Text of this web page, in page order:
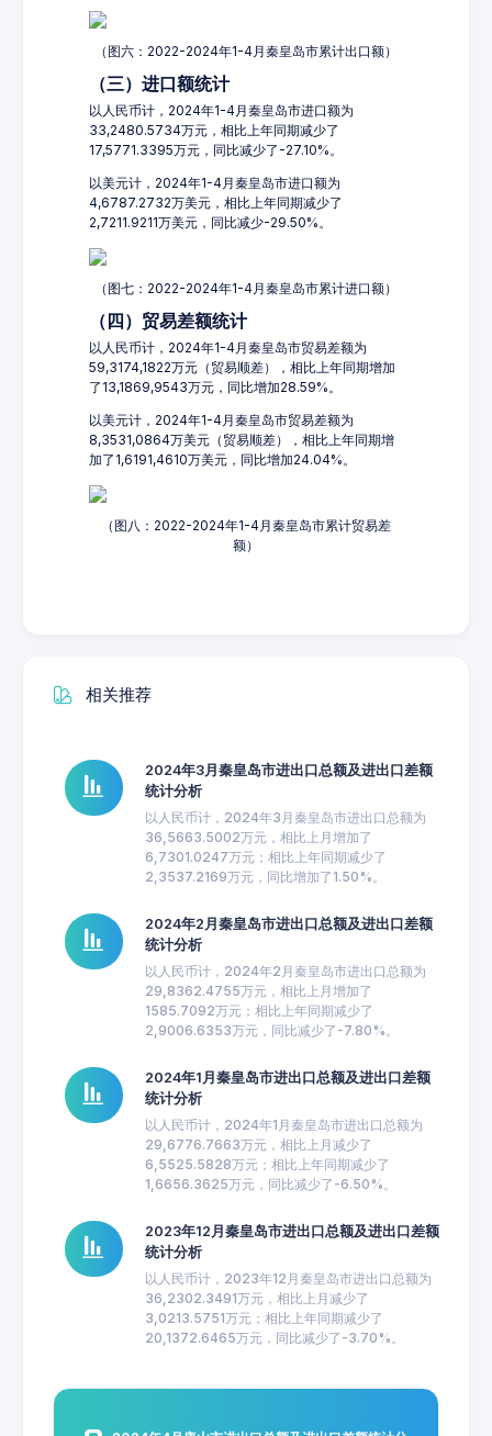
（图六：2022-2024年1-4月秦皇岛市累计出口额）
（三）进口额统计
以人民币计，2024年1-4月秦皇岛市进口额为
33,2480.5734万元，相比上年同期减少了
17,5771.3395万元，同比减少了-27.10%。
以美元计，2024年1-4月秦皇岛市进口额为
4,6787.2732万美元，相比上年同期减少了
2,7211.9211万美元，同比减少-29.50%。
（图七：2022-2024年1-4月秦皇岛市累计进口额）
（四）贸易差额统计
以人民币计，2024年1-4月秦皇岛市贸易差额为
59,3174,1822万元（贸易顺差），相比上年同期增加
了13,1869,9543万元，同比增加28.59%。
以美元计，2024年1-4月秦皇岛市贸易差额为
8,3531,0864万美元（贸易顺差），相比上年同期增
加了1,6191,4610万美元，同比增加24.04%。
（图八：2022-2024年1-4月秦皇岛市累计贸易差
额）
相关推荐
2024年3月秦皇岛市进出口总额及进出口差额
统计分析
以人民币计，2024年3月秦皇岛市进出口总额为
36,5663.5002万元，相比上月增加了
6,7301.0247万元；相比上年同期减少了
2,3537.2169万元，同比增加了1.50%。
2024年2月秦皇岛市进出口总额及进出口差额
统计分析
以人民币计，2024年2月秦皇岛市进出口总额为
29,8362.4755万元，相比上月增加了
1585.7092万元；相比上年同期减少了
2,9006.6353万元，同比减少了-7.80%。
2024年1月秦皇岛市进出口总额及进出口差额
统计分析
以人民币计，2024年1月秦皇岛市进出口总额为
29,6776.7663万元，相比上月减少了
6,5525.5828万元；相比上年同期减少了
1,6656.3625万元，同比减少了-6.50%。
2023年12月秦皇岛市进出口总额及进出口差额
统计分析
以人民币计，2023年12月秦皇岛市进出口总额为
36,2302.3491万元，相比上月减少了
3,0213.5751万元；相比上年同期减少了
20,1372.6465万元，同比减少了-3.70%。